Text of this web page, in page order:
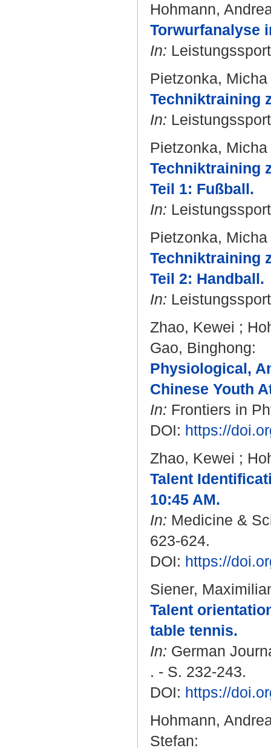
Hohmann,
Torwurfanalyse
In:
Pietzonka, Micha
Techniktraining
In:
Pietzonka, Micha
Techniktraining
Teil 1: Fußball.
In:
Pietzonka, Micha
Techniktraining
Teil 2: Handball.
In:
Zhao, Kewei ;
Gao, Binghong:
Physiological,
Chinese Youth
In: Frontiers in
DOI: https://
Zhao, Kewei ;
Talent
10:45 AM.
In: Medicine &
623-624.
DOI: https://
Siener,
Talent
table tennis.
In: German
. - S. 232-243.
DOI: https://
Hohmann,
Stefan: